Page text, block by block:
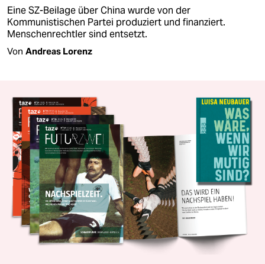
Eine SZ-Beilage über China wurde von der
Kommunistischen Partei produziert und finanziert.
Menschenrechtler sind entsetzt.
Von Andreas Lorenz